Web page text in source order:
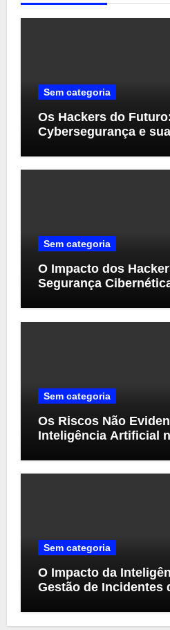
Sem categoria
Os Hackers do
Cybersegurança e
Sem categoria
O Impacto dos
Segurança
Sem categoria
Os Riscos Não
Inteligência Artificial
Sem categoria
O Impacto da
Gestão de Incidentes